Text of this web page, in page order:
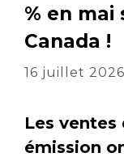
% en
Canada !
16 juillet 2026
Les ventes
émission